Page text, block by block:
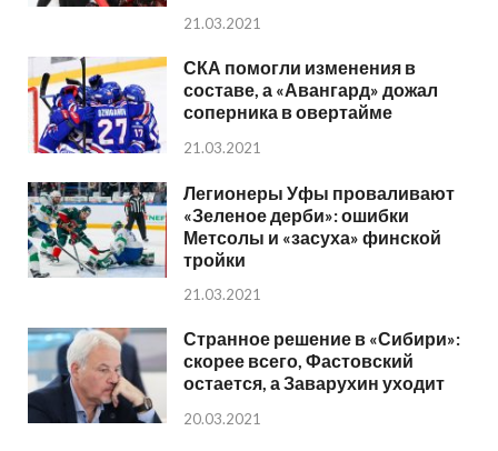
21.03.2021
СКА помогли изменения в
составе, а «Авангард» дожал
соперника в овертайме
21.03.2021
Легионеры Уфы проваливают
«Зеленое дерби»: ошибки
Метсолы и «засуха» финской
тройки
21.03.2021
Странное решение в «Сибири»:
скорее всего, Фастовский
остается, а Заварухин уходит
20.03.2021